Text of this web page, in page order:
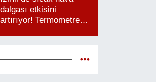
dalgası etkisini
artırıyor! Termometreler